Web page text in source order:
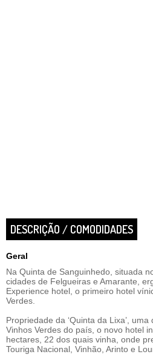
DESCRIÇÃO / COMODIDADES
Geral
Na Quinta de Sanguinhedo, situada
cidades de Felgueiras e Amarante,
Experience hotel, o primeiro hotel
Verdes.
Propriedade da ‘Quinta da Lixa’,
Vinhos Verdes do país, o novo hotel
hectares, 22 dos quais vinha, onde
Touriga Nacional, Vinhão, Arinto e